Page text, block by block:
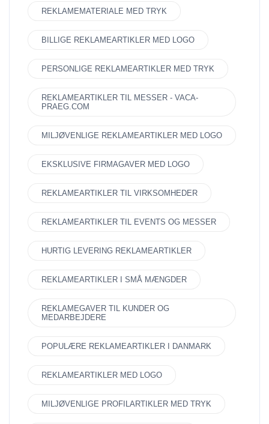
REKLAMEMATERIALE MED TRYK
BILLIGE REKLAMEARTIKLER MED LOGO
PERSONLIGE REKLAMEARTIKLER MED TRYK
REKLAMEARTIKLER TIL MESSER - VACA-
PRAEG.COM
MILJØVENLIGE REKLAMEARTIKLER MED LOGO
EKSKLUSIVE FIRMAGAVER MED LOGO
REKLAMEARTIKLER TIL VIRKSOMHEDER
REKLAMEARTIKLER TIL EVENTS OG MESSER
HURTIG LEVERING REKLAMEARTIKLER
REKLAMEARTIKLER I SMÅ MÆNGDER
REKLAMEGAVER TIL KUNDER OG
MEDARBEJDERE
POPULÆRE REKLAMEARTIKLER I DANMARK
REKLAMEARTIKLER MED LOGO
MILJØVENLIGE PROFILARTIKLER MED TRYK